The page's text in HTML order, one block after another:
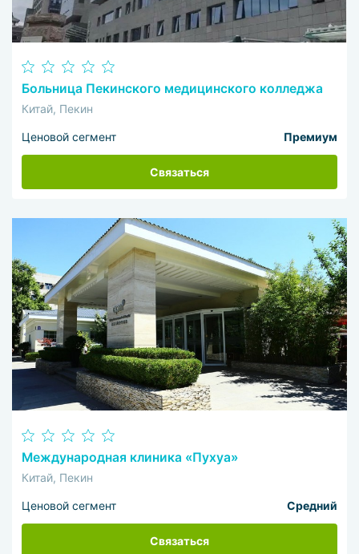
Больница Пекинского медицинского колледжа
Китай, Пекин
Ценовой сегмент Премиум
Связаться
Международная клиника «Пухуа»
Китай, Пекин
Ценовой сегмент Средний
Связаться